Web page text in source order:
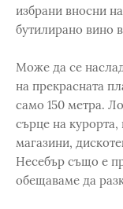
избрани вносни
бутилирано вино
Може да се
на прекрасната
само 150 метра.
сърце на курорта,
магазини,
Несебър също е
обещаваме да